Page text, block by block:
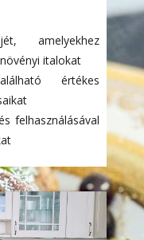
amelyekhez
italokat
értékes
felhasználásával